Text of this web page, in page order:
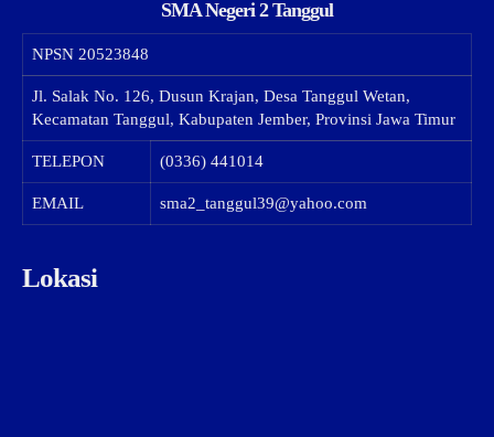
SMA Negeri 2 Tanggul
NPSN 20523848
Jl. Salak No. 126, Dusun Krajan, Desa Tanggul Wetan,
Kecamatan Tanggul, Kabupaten Jember, Provinsi Jawa Timur
TELEPON (0336) 441014
EMAIL sma2_tanggul39@yahoo.com
Lokasi